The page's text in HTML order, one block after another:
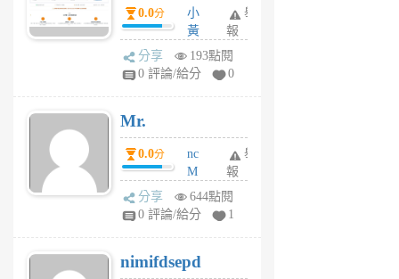
）使用心得 — 民
間貸款比較平台
體驗
0.0分
小
黃
蜂
1
舉
報
分享
193點閱
0 評論/給分
0
Mr.
0.0分
nc
M
U
F
U
舉
報
分享
644點閱
0 評論/給分
1
nimifdsepd